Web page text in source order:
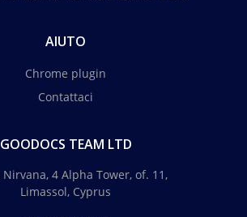
AIUTO
Chrome plugin
Contattaci
GOODOCS TEAM LTD
Nirvana, 4 Alpha Tower, of. 11,
Limassol, Cyprus